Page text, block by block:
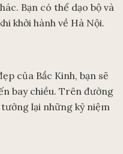
Bạn có thể dạo bộ và
khởi hành về Hà Nội.
của Bắc Kinh, bạn sẽ
bay chiều. Trên đường
lại những kỷ niệm